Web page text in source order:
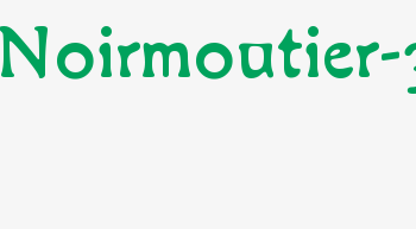
Noirmoutier-